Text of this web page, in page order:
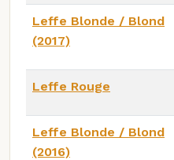
Leffe Blonde / Blond
(2017)
Leffe Rouge
Leffe Blonde / Blond
(2016)